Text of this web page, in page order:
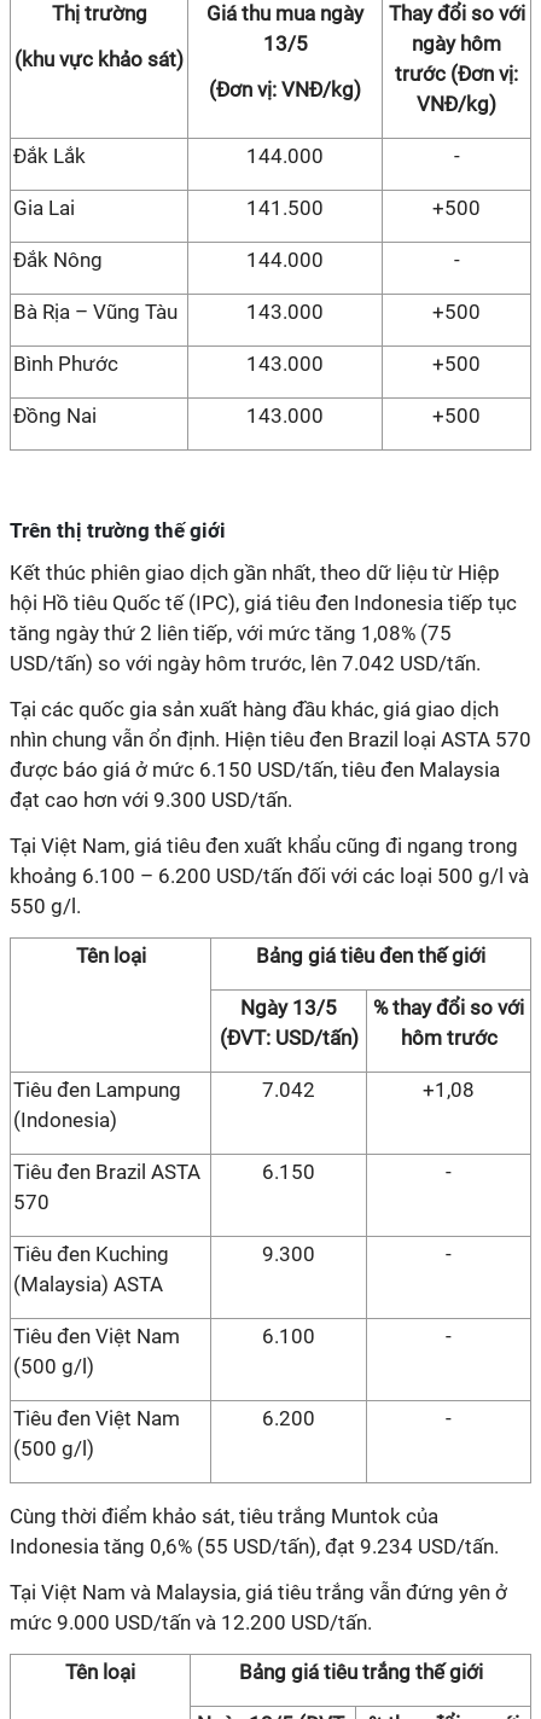
Thị trường
(khu vực khảo sát)
Giá thu mua ngày
13/5
(Đơn vị: VNĐ/kg)
Thay đổi so với
ngày hôm
trước (Đơn vị:
VNĐ/kg)
Đắk Lắk 144.000 -
Gia Lai 141.500 +500
Đắk Nông 144.000 -
Bà Rịa – Vũng Tàu 143.000 +500
Bình Phước 143.000 +500
Đồng Nai 143.000 +500
Trên thị trường thế giới
Kết thúc phiên giao dịch gần nhất, theo dữ liệu từ Hiệp
hội Hồ tiêu Quốc tế (IPC), giá tiêu đen Indonesia tiếp tục
tăng ngày thứ 2 liên tiếp, với mức tăng 1,08% (75
USD/tấn) so với ngày hôm trước, lên 7.042 USD/tấn.
Tại các quốc gia sản xuất hàng đầu khác, giá giao dịch
nhìn chung vẫn ổn định. Hiện tiêu đen Brazil loại ASTA 570
được báo giá ở mức 6.150 USD/tấn, tiêu đen Malaysia
đạt cao hơn với 9.300 USD/tấn.
Tại Việt Nam, giá tiêu đen xuất khẩu cũng đi ngang trong
khoảng 6.100 – 6.200 USD/tấn đối với các loại 500 g/l và
550 g/l.
Tên loại Bảng giá tiêu đen thế giới
Ngày 13/5
(ĐVT: USD/tấn)
% thay đổi so với
hôm trước
Tiêu đen Lampung
(Indonesia)
7.042 +1,08
Tiêu đen Brazil ASTA
570
6.150 -
Tiêu đen Kuching
(Malaysia) ASTA
9.300 -
Tiêu đen Việt Nam
(500 g/l)
6.100 -
Tiêu đen Việt Nam
(500 g/l)
6.200 -
Cùng thời điểm khảo sát, tiêu trắng Muntok của
Indonesia tăng 0,6% (55 USD/tấn), đạt 9.234 USD/tấn.
Tại Việt Nam và Malaysia, giá tiêu trắng vẫn đứng yên ở
mức 9.000 USD/tấn và 12.200 USD/tấn.
Tên loại Bảng giá tiêu trắng thế giới